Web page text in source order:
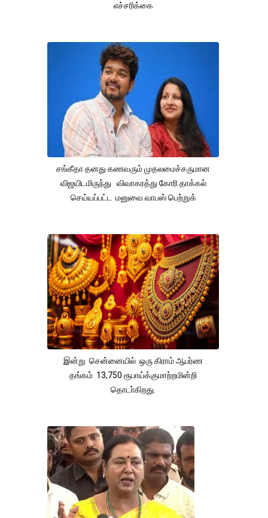
எச்சரிக்கை
சங்கீதா தனது கணவரும் முதலமைச்சருமான
விஜயிடமிருந்து விவாகரத்து கோரி தாக்கல்
செய்யப்பட்ட மனுவை வாபஸ் பெற்றுக்
இன்று சென்னையில் ஒரு கிராம் ஆபர்ண
தங்கம் 13,750 ரூபாய்க்குமாற்றமின்றி
தொடா்கிறது.